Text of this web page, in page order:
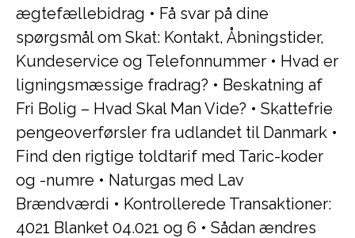
ægtefællebidrag • Få svar på dine
spørgsmål om Skat: Kontakt, Åbningstider,
Kundeservice og Telefonnummer • Hvad er
ligningsmæssige fradrag? • Beskatning af
Fri Bolig – Hvad Skal Man Vide? • Skattefrie
pengeoverførsler fra udlandet til Danmark •
Find den rigtige toldtarif med Taric-koder
og -numre • Naturgas med Lav
Brændværdi • Kontrollerede Transaktioner:
4021 Blanket 04.021 og 6 • Sådan ændres